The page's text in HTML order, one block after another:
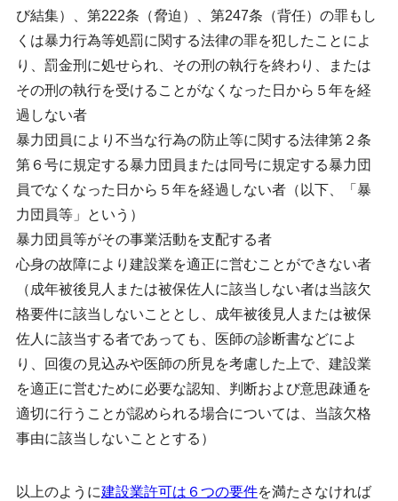
び結集）、第222条（脅迫）、第247条（背任）の罪もし
くは暴力行為等処罰に関する法律の罪を犯したことによ
り、罰金刑に処せられ、その刑の執行を終わり、または
その刑の執行を受けることがなくなった日から５年を経
過しない者
暴力団員により不当な行為の防止等に関する法律第２条
第６号に規定する暴力団員または同号に規定する暴力団
員でなくなった日から５年を経過しない者（以下、「暴
力団員等」という）
暴力団員等がその事業活動を支配する者
心身の故障により建設業を適正に営むことができない者
（成年被後見人または被保佐人に該当しない者は当該欠
格要件に該当しないこととし、成年被後見人または被保
佐人に該当する者であっても、医師の診断書などによ
り、回復の見込みや医師の所見を考慮した上で、建設業
を適正に営むために必要な認知、判断および意思疎通を
適切に行うことが認められる場合については、当該欠格
事由に該当しないこととする）
以上のように建設業許可は６つの要件を満たさなければ